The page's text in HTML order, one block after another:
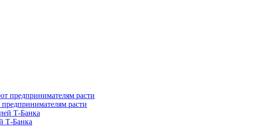
расти
Т-Банка